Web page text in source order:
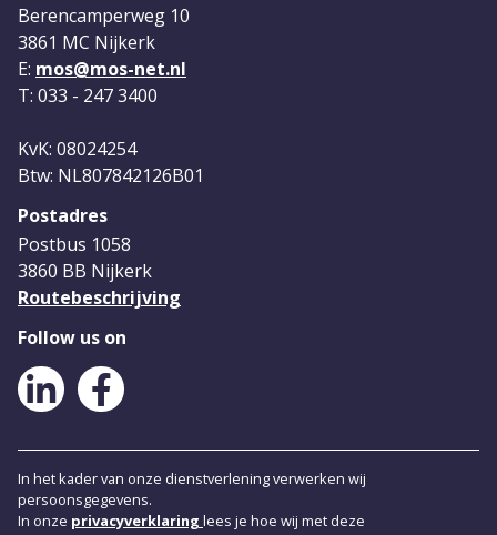
Berencamperweg 10
3861 MC Nijkerk
E: mos@mos-net.nl
T: 033 - 247 3400
KvK: 08024254
Btw: NL807842126B01
Postadres
Postbus 1058
3860 BB Nijkerk
Routebeschrijving
Follow us on
LinkedIn
In het kader van onze dienstverlening verwerken wij
persoonsgegevens.
In onze privacyverklaring lees je hoe wij met deze